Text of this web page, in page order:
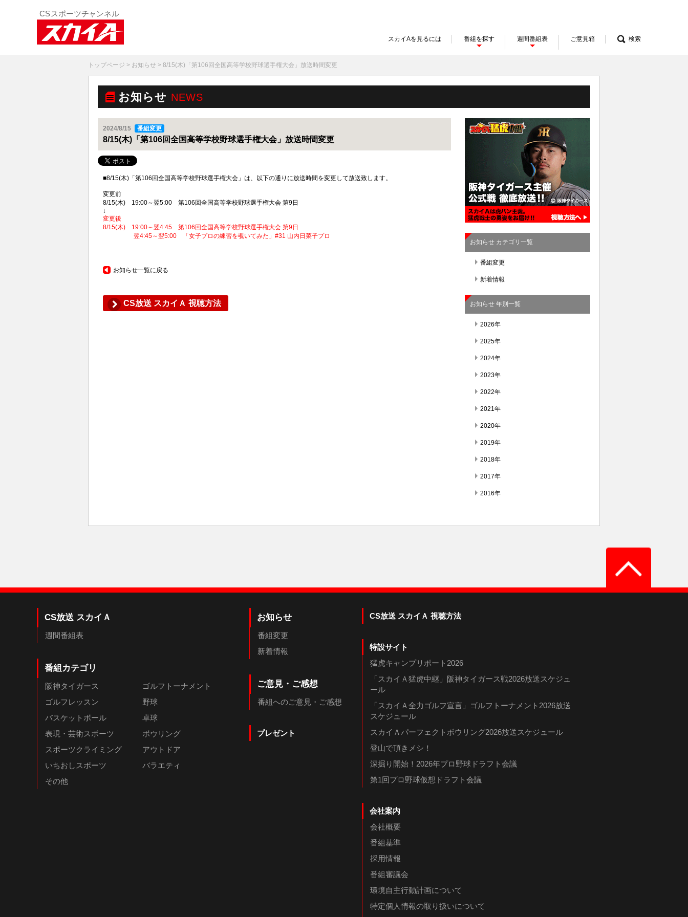
スカイAを見るには 番組を探す 週間番組表 ご意見箱 検索
トップページ > お知らせ > 8/15(木)「第106回全国高等学校野球選手権大会」放送時間変更
お知らせ NEWS
2024/8/15 番組変更
8/15(木)「第106回全国高等学校野球選手権大会」放送時間変更
■8/15(木)「第106回全国高等学校野球選手権大会」は、以下の通りに放送時間を変更して放送致します。
変更前
8/15(木) 19:00～翌5:00 第106回全国高等学校野球選手権大会 第9日
↓
変更後
8/15(木) 19:00～翌4:45 第106回全国高等学校野球選手権大会 第9日
翌4:45～翌5:00 「女子プロの練習を覗いてみた」#31 山内日菜子プロ
お知らせ一覧に戻る
CS放送 スカイＡ 視聴方法
お知らせ カテゴリ一覧
番組変更
新着情報
お知らせ 年別一覧
2026年
2025年
2024年
2023年
2022年
2021年
2020年
2019年
2018年
2017年
2016年
CS放送 スカイＡ
週間番組表
番組カテゴリ
阪神タイガース
ゴルフトーナメント
ゴルフレッスン
野球
バスケットボール
卓球
表現・芸術スポーツ
ボウリング
スポーツクライミング
アウトドア
いちおしスポーツ
バラエティ
その他
お知らせ
番組変更
新着情報
ご意見・ご感想
番組へのご意見・ご感想
プレゼント
CS放送 スカイＡ 視聴方法
特設サイト
猛虎キャンプリポート2026
「スカイＡ猛虎中継」阪神タイガース戦2026放送スケジュ
ール
「スカイＡ全力ゴルフ宣言」ゴルフトーナメント2026放送
スケジュール
スカイＡパーフェクトボウリング2026放送スケジュール
登山で頂きメシ！
深掘り開始！2026年プロ野球ドラフト会議
第1回プロ野球仮想ドラフト会議
会社案内
会社概要
番組基準
採用情報
番組審議会
環境自主行動計画について
特定個人情報の取り扱いについて